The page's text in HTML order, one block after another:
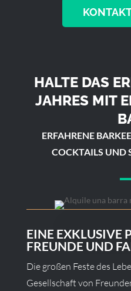
HALTE DAS
JAHRES MIT
ERFAHRENE
COCKTAILS UND
EINE EXKLUSIVE
FREUNDE UND
Die großen Feste des
Gesellschaft von